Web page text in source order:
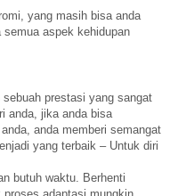
yang masih bisa anda
semua aspek kehidupan
prestasi yang sangat
anda, jika anda bisa
anda memberi semangat
yang terbaik – Untuk diri
butuh waktu. Berhenti